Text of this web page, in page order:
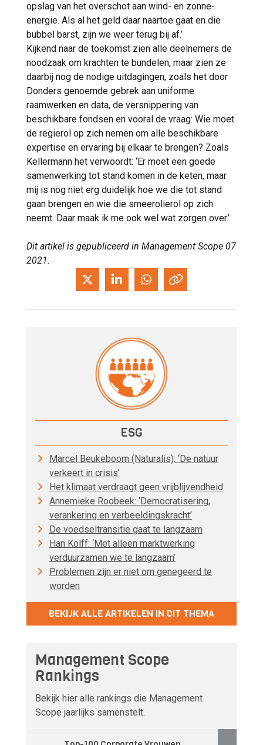
opslag van het overschot aan wind- en zonne-
energie. Als al het geld daar naartoe gaat en die
bubbel barst, zijn we weer terug bij af.’
Kijkend naar de toekomst zien alle deelnemers de
noodzaak om krachten te bundelen, maar zien ze
daarbij nog de nodige uitdagingen, zoals het door
Donders genoemde gebrek aan uniforme
raamwerken en data, de versnippering van
beschikbare fondsen en vooral de vraag: Wie moet
de regierol op zich nemen om alle beschikbare
expertise en ervaring bij elkaar te brengen? Zoals
Kellermann het verwoordt: ‘Er moet een goede
samenwerking tot stand komen in de keten, maar
mij is nog niet erg duidelijk hoe we die tot stand
gaan brengen en wie die smeerolierol op zich
neemt. Daar maak ik me ook wel wat zorgen over.’
Dit artikel is gepubliceerd in Management Scope 07
2021.
ESG
Marcel Beukeboom (Naturalis): ‘De natuur
verkeert in crisis’
Het klimaat verdraagt geen vrijblijvendheid
Annemieke Roobeek: ‘Democratisering,
verankering en verbeeldingskracht’
De voedseltransitie gaat te langzaam
Han Kolff: ‘Met alleen marktwerking
verduurzamen we te langzaam’
Problemen zijn er niet om genegeerd te
worden
BEKIJK ALLE ARTIKELEN IN DIT THEMA
Management Scope
Rankings
Bekijk hier alle rankings die Management
Scope jaarlijks samenstelt.